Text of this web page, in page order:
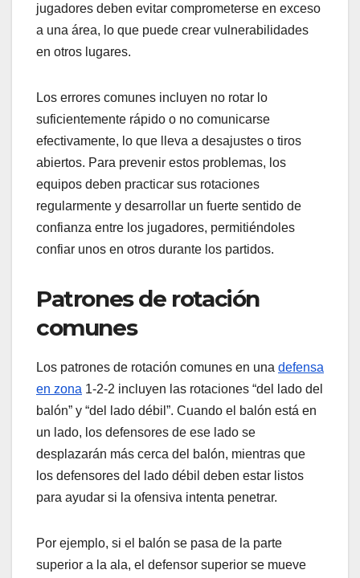
jugadores deben evitar comprometerse en exceso
a una área, lo que puede crear vulnerabilidades
en otros lugares.
Los errores comunes incluyen no rotar lo
suficientemente rápido o no comunicarse
efectivamente, lo que lleva a desajustes o tiros
abiertos. Para prevenir estos problemas, los
equipos deben practicar sus rotaciones
regularmente y desarrollar un fuerte sentido de
confianza entre los jugadores, permitiéndoles
confiar unos en otros durante los partidos.
Patrones de rotación
comunes
Los patrones de rotación comunes en una defensa
en zona 1-2-2 incluyen las rotaciones “del lado del
balón” y “del lado débil”. Cuando el balón está en
un lado, los defensores de ese lado se
desplazarán más cerca del balón, mientras que
los defensores del lado débil deben estar listos
para ayudar si la ofensiva intenta penetrar.
Por ejemplo, si el balón se pasa de la parte
superior a la ala, el defensor superior se mueve